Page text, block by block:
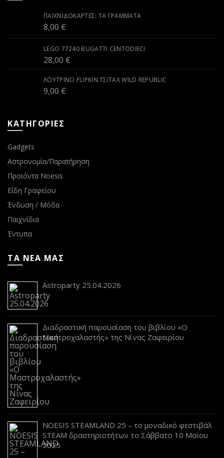
ΠΑΙΧΝΙΔΟΚΆΡΤΕΣ: ΤΑ ΓΡΆΜΜΑΤΑ
8,00 €
LEGO 77240 BUGATTI CENTODIECI
28,00 €
ΛΟΎΤΡΙΝΟ FLIPKIN ΤΣΙΤΆΧ WILD REPUBLIC
9,00 €
ΚΑΤΗΓΟΡΙΕΣ
Gadgets
Αστρονομία/Παρατήρηση
Προϊόντα Noesis
Είδη Γραφείου
Ένδυση / Μόδα
Παιχνίδια
Έντυπα
ΤΑ ΝΕΑ ΜΑΣ
Astroparty 25.04.2026
Διαδραστική παρουσίαση του βιβλίου «Ο
Μαστροχαλαστής» της Νίνας Ζαφειρίου
NOESIS STEAMLAND 25 – το μοναδικό φεστιβάλ
STEAM δραστηριοτήτων το Σάββατο 10 Μαΐου
2025